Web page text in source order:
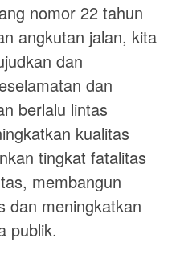
nomor 22 tahun
angkutan jalan, kita
dan
dan
berlalu lintas
kualitas
tingkat fatalitas
membangun
dan meningkatkan
publik.